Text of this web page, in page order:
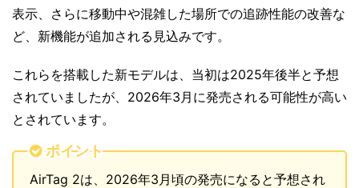
表示、さらに移動中や混雑した場所での追跡性能の改善な
ど、新機能が追加される見込みです。
これらを搭載した新モデルは、当初は2025年後半と予想
されていましたが、2026年3月に発売される可能性が高い
とされています。
ポイント
AirTag 2は、2026年3月頃の発売になると予想され